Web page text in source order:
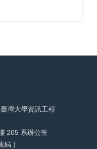
灣大學資訊工程
205 系辦公室
結 )